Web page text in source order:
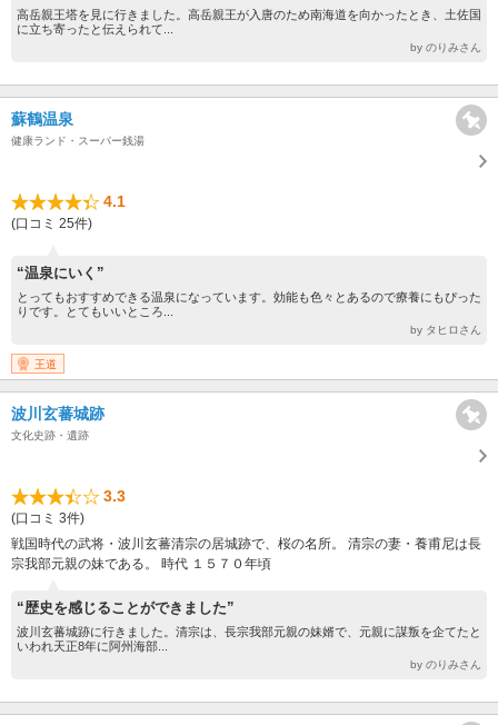
高岳親王塔を見に行きました。高岳親王が入唐のため南海道を向かったとき、土佐国
に立ち寄ったと伝えられて...
by のりみさん
蘇鶴温泉
健康ランド・スーパー銭湯
4.1
(口コミ 25件)
“温泉にいく”
とってもおすすめできる温泉になっています。効能も色々とあるので療養にもぴった
りです。とてもいいところ...
by タヒロさん
王道
波川玄蕃城跡
文化史跡・遺跡
3.3
(口コミ 3件)
戦国時代の武将・波川玄蕃清宗の居城跡で、桜の名所。 清宗の妻・養甫尼は長
宗我部元親の妹である。 時代 １５７０年頃
“歴史を感じることができました”
波川玄蕃城跡に行きました。清宗は、長宗我部元親の妹婿で、元親に謀叛を企てたと
いわれ天正8年に阿州海部...
by のりみさん